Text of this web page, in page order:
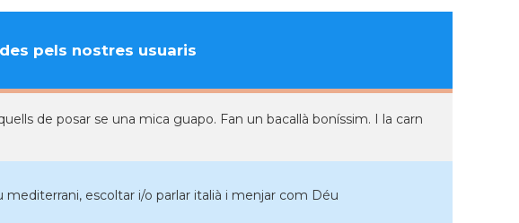
pels nostres usuaris
de posar se una mica guapo. Fan un bacallà boníssim. I la carn
escoltar i/o parlar italià i menjar com Déu